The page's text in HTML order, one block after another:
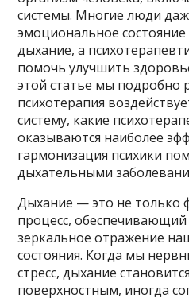
системы. Многие люди
эмоциональное
дыхание, а
помочь улучшить
этой статье мы подробно
психотерапия
систему, какие
оказываются наиболее
гармонизация психики
дыхательными
Дыхание — это не только
процесс,
зеркальное отражение
состояния. Когда мы
стресс, дыхание
поверхностным, иногда